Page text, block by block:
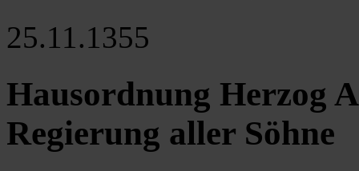
25.11.1355
Hausordnung Herzog
Regierung aller Söhne